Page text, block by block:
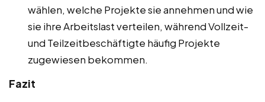
wählen, welche Projekte sie annehmen und wie
sie ihre Arbeitslast verteilen, während Vollzeit-
und Teilzeitbeschäftigte häufig Projekte
zugewiesen bekommen.
Fazit